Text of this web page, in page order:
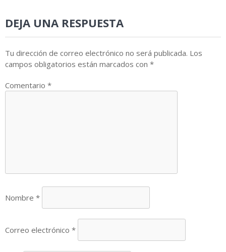
DEJA UNA RESPUESTA
Tu dirección de correo electrónico no será publicada. Los
campos obligatorios están marcados con *
Comentario *
Nombre *
Correo electrónico *